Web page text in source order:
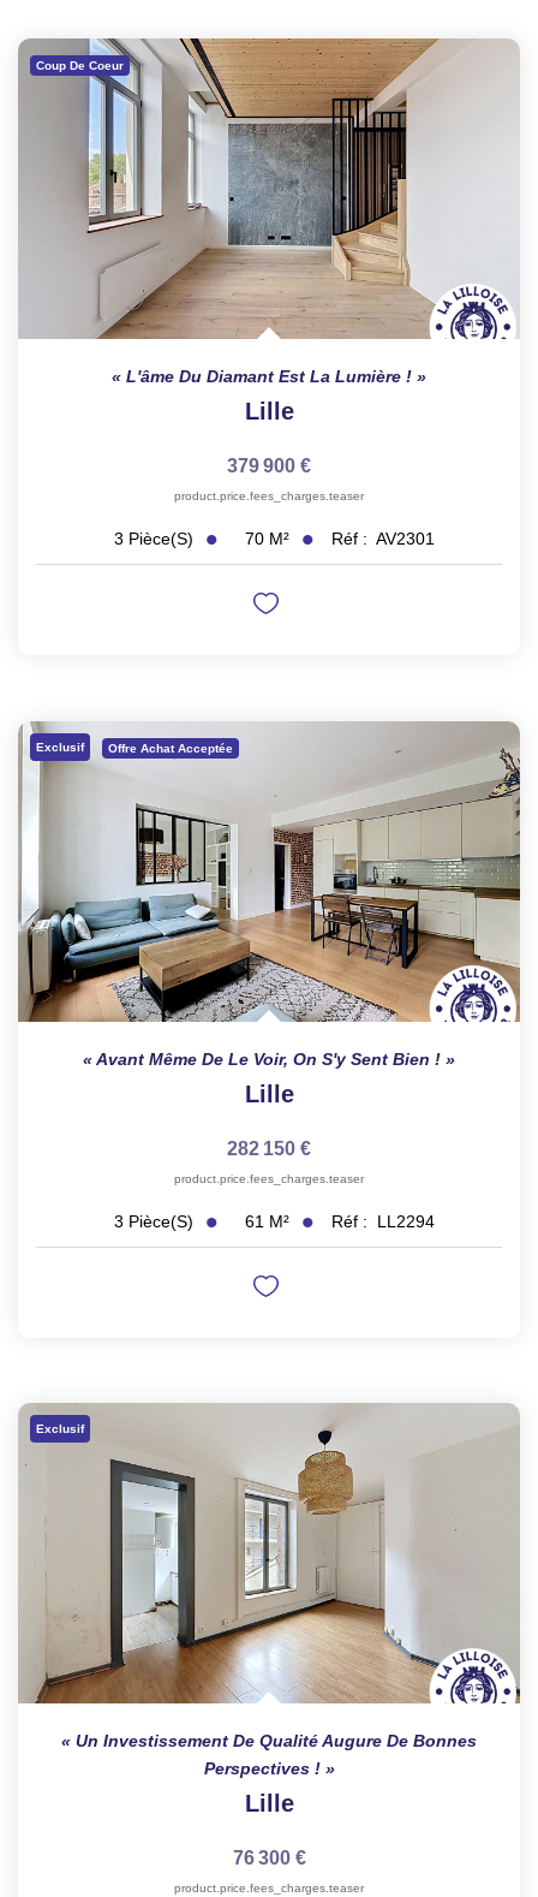
Coup De Coeur
L'âme Du Diamant Est La Lumière !
Lille
379 900 €
product.price.fees_charges.teaser
3 Pièce(s) 70 M² Réf : AV2301
Exclusif Offre Achat Acceptée
Avant Même De Le Voir, On S'y Sent Bien !
Lille
282 150 €
product.price.fees_charges.teaser
3 Pièce(s) 61 M² Réf : LL2294
Exclusif
Un Investissement De Qualité Augure De Bonnes
Perspectives !
Lille
76 300 €
product.price.fees_charges.teaser